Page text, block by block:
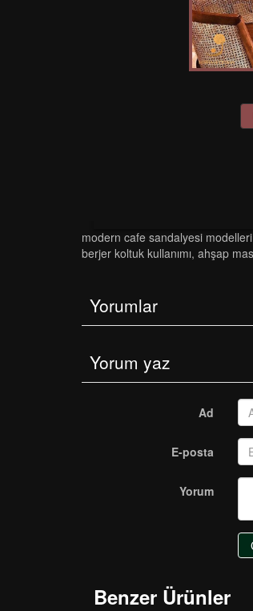
modern cafe sandalyesi modelleri
berjer koltuk kullanımı, ahşap
Yorumlar
Yorum yaz
Ad
E-posta
Yorum
Benzer Ürünler